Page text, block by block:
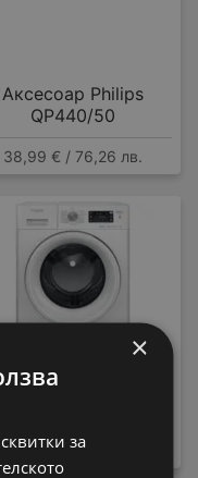
Аксесоар Philips
QP440/50
38,99 € / 76,26 лв.
Whirlpool FFB
7.00 kg, A , Бял
€ / 664,97 лв.
×
за